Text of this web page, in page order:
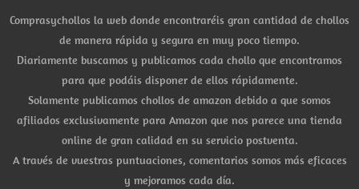
Comprasychollos la web donde encontraréis gran cantidad de chollos
de manera rápida y segura en muy poco tiempo.
Diariamente buscamos y publicamos cada chollo que encontramos
para que podáis disponer de ellos rápidamente.
Solamente publicamos chollos de amazon debido a que somos
afiliados exclusivamente para Amazon que nos parece una tienda
online de gran calidad en su servicio postventa.
A través de vuestras puntuaciones, comentarios somos más eficaces
y mejoramos cada día.